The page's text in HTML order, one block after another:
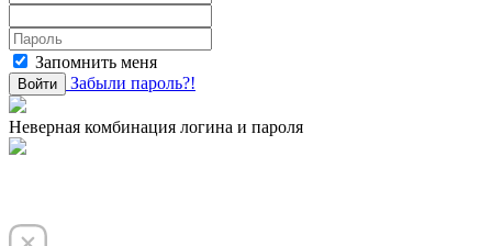
Запомнить меня
Войти Забыли пароль?!
Неверная комбинация логина и пароля